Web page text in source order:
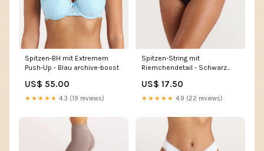
Spitzen-BH mit Extremem
Push-Up - Blau archive-boost
US$ 55.00
★★★★★ 4.3 (19 reviews)
Spitzen-String mit
Riemchendetail - Schwarz
bottoms
US$ 17.50
★★★★★ 4.9 (22 reviews)